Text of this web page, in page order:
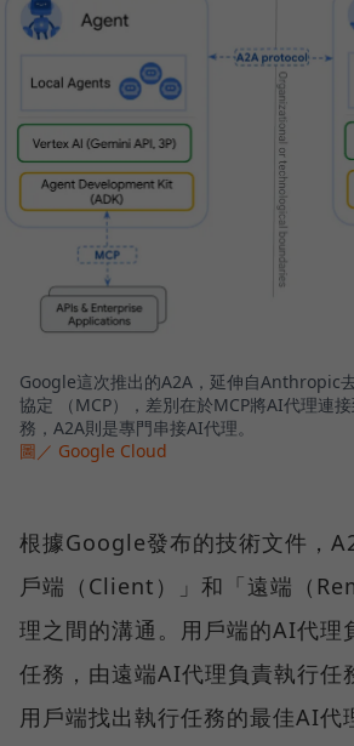
Google這次推出的A2A，延伸自Anthropic
協定 （MCP），差別在於MCP將AI代理連
務，A2A則是專門串接AI代理。
圖／ Google Cloud
根據Google發布的技術文件，
戶端（Client）」和「遠端（
理之間的溝通。用戶端的AI代理
任務，由遠端AI代理負責執行任
用戶端找出執行任務的最佳AI代